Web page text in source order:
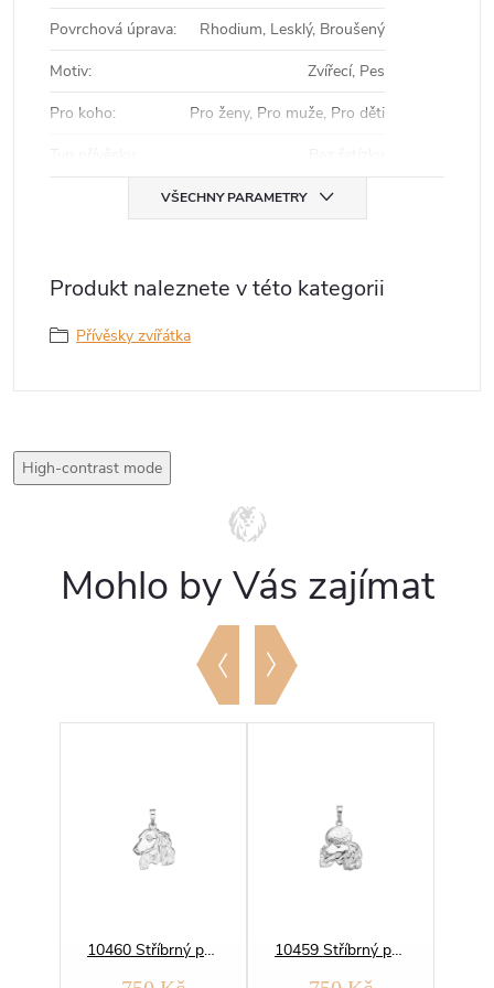
Povrchová úprava:
Rhodium, Lesklý, Broušený
Motiv:
Zvířecí, Pes
Pro koho:
Pro ženy, Pro muže, Pro děti
VŠECHNY PARAMETRY
Produkt naleznete v této kategorii
Přívěsky zvířátka
High-contrast mode
Mohlo by Vás zajímat
10460 Stříbrný přívěsek PES setr 10459 Stříbrný přívěsek PES pudl